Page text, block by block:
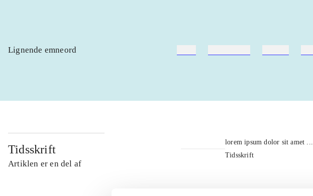
Lignende emneord
Tidsskrift
Artiklen er en del af
lorem ipsum dolor sit amet ...
Tidsskrift